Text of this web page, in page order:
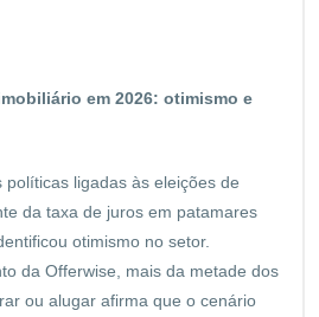
em 2026: otimismo e
políticas ligadas às eleições de
da taxa de juros em patamares
otimismo no setor.
da Offerwise, mais da metade dos
ou alugar afirma que o cenário